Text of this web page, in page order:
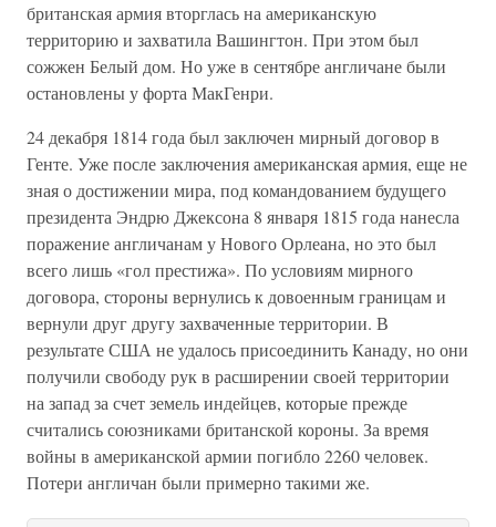
британская армия вторглась на американскую
территорию и захватила Вашингтон. При этом был
сожжен Белый дом. Но уже в сентябре англичане были
остановлены у форта МакГенри.
24 декабря 1814 года был заключен мирный договор в
Генте. Уже после заключения американская армия, еще не
зная о достижении мира, под командованием будущего
президента Эндрю Джексона 8 января 1815 года нанесла
поражение англичанам у Нового Орлеана, но это был
всего лишь «гол престижа». По условиям мирного
договора, стороны вернулись к довоенным границам и
вернули друг другу захваченные территории. В
результате США не удалось присоединить Канаду, но они
получили свободу рук в расширении своей территории
на запад за счет земель индейцев, которые прежде
считались союзниками британской короны. За время
войны в американской армии погибло 2260 человек.
Потери англичан были примерно такими же.